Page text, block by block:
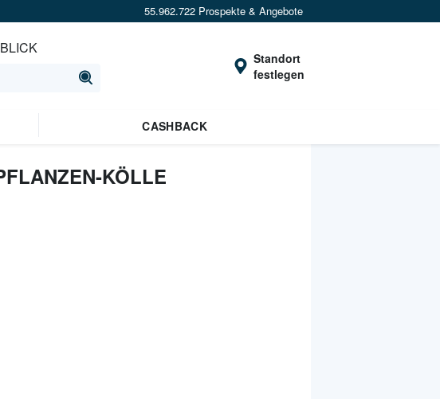
55.962.722 Prospekte & Angebote
Standort
festlegen
CASHBACK
KÖLLE